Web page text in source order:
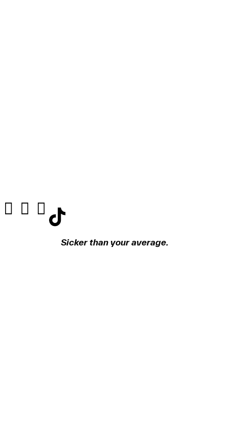
Sicker than your average.